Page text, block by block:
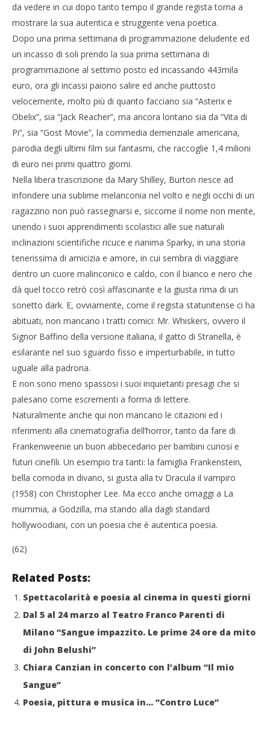
da vedere in cui dopo tanto tempo il grande regista torna a
mostrare la sua autentica e struggente vena poetica.
Dopo una prima settimana di programmazione deludente ed
un incasso di soli prendo la sua prima settimana di
programmazione al settimo posto ed incassando 443mila
euro, ora gli incassi paiono salire ed anche piuttosto
velocemente, molto più di quanto facciano sia “Asterix e
Obelix”, sia “Jack Reacher”, ma ancora lontano sia da “Vita di
Pi”, sia “Gost Movie”, la commedia demenziale americana,
parodia degli ultimi film sui fantasmi, che raccoglie 1,4 milioni
di euro nei primi quattro giorni.
Nella libera trascrizione da Mary Shilley, Burton riesce ad
infondere una sublime melanconia nel volto e negli occhi di un
ragazzino non può rassegnarsi e, siccome il nome non mente,
unendo i suoi apprendimenti scolastici alle sue naturali
inclinazioni scientifiche ricuce e rianima Sparky, in una storia
tenerissima di amicizia e amore, in cui sembra di viaggiare
dentro un cuore malinconico e caldo, con il bianco e nero che
dà quel tocco retrò così affascinante e la giusta rima di un
sonetto dark. E, ovviamente, come il regista statunitense ci ha
abituati, non mancano i tratti comici: Mr. Whiskers, ovvero il
Signor Baffino della versione italiana, il gatto di Stranella, è
esilarante nel suo sguardo fisso e imperturbabile, in tutto
uguale alla padrona.
E non sono meno spassosi i suoi inquietanti presagi che si
palesano come escrementi a forma di lettere.
Naturalmente anche qui non mancano le citazioni ed i
riferimenti alla cinematografia dell’horror, tanto da fare di
Frankenweenie un buon abbecedario per bambini curiosi e
futuri cinefili. Un esempio tra tanti: la famiglia Frankenstein,
bella comoda in divano, si gusta alla tv Dracula il vampiro
(1958) con Christopher Lee. Ma ecco anche omaggi a La
mummia, a Godzilla, ma stando alla dagli standard
hollywoodiani, con un poesia che è autentica poesia.
(62)
Related Posts:
Spettacolarità e poesia al cinema in questi giorni
Dal 5 al 24 marzo al Teatro Franco Parenti di
Milano “Sangue impazzito. Le prime 24 ore da mito
di John Belushi”
Chiara Canzian in concerto con l’album “Il mio
Sangue”
Poesia, pittura e musica in… “Contro Luce”